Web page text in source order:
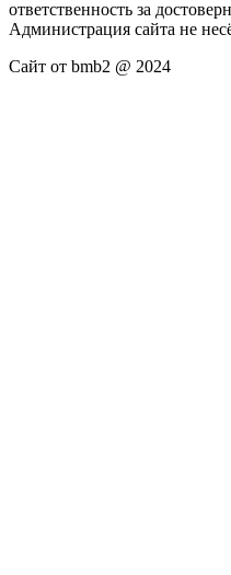
ответственность за
Администрация сайта не
Сайт от bmb2 @ 2024